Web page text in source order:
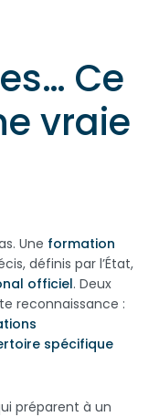
Ce
vraie
Une formation
définis par l’État,
officiel. Deux
reconnaissance :
spécifique
préparent à un